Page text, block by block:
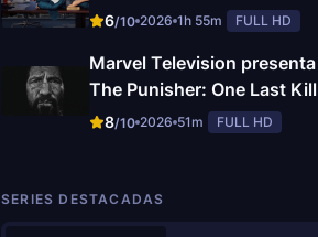
6/10 2026 1h 55m FULL HD
Marvel Television presenta
The Punisher: One Last Kill
8/10 2026 51m FULL HD
SERIES DESTACADAS